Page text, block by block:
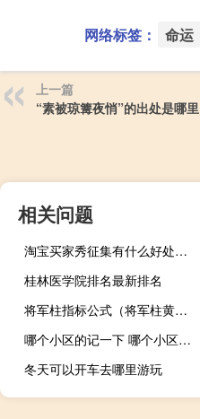
网络标签： 命运
上一篇
“素被琼篝夜悄”的出处是哪里
相关问题
淘宝买家秀征集有什么好处（淘宝买家秀征集文案）
桂林医学院排名最新排名
将军柱指标公式（将军柱黄金柱选股公式）
哪个小区的记一下 哪个小区的记一下什么梗
冬天可以开车去哪里游玩